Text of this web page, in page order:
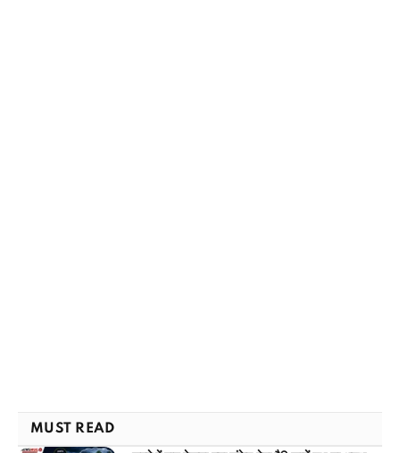
MUST READ